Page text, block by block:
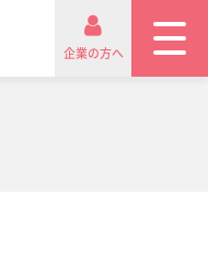
企業の方へ